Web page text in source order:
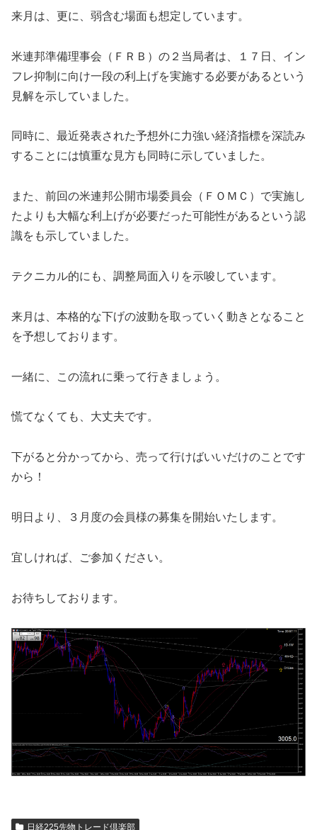
来月は、更に、弱含む場面も想定しています。
米連邦準備理事会（ＦＲＢ）の２当局者は、１７日、イン
フレ抑制に向け一段の利上げを実施する必要があるという
見解を示していました。
同時に、最近発表された予想外に力強い経済指標を深読み
することには慎重な見方も同時に示していました。
また、前回の米連邦公開市場委員会（ＦＯＭＣ）で実施し
たよりも大幅な利上げが必要だった可能性があるという認
識をも示していました。
テクニカル的にも、調整局面入りを示唆しています。
来月は、本格的な下げの波動を取っていく動きとなること
を予想しております。
一緒に、この流れに乗って行きましょう。
慌てなくても、大丈夫です。
下がると分かってから、売って行けばいいだけのことです
から！
明日より、３月度の会員様の募集を開始いたします。
宜しければ、ご参加ください。
お待ちしております。
日経225先物トレード倶楽部